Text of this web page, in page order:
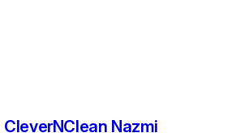
CleverNClean Nazmi